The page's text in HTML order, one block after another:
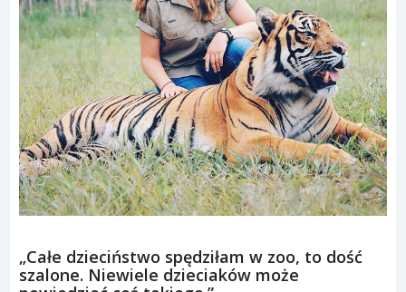
„Całe dzieciństwo spędziłam w zoo, to dość
szalone. Niewiele dzieciaków może